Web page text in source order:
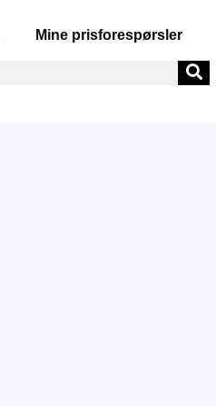
Mine prisforespørsler